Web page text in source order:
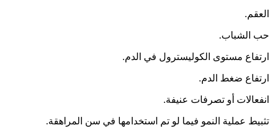
العقم.
حب الشباب.
ارتفاع مستوى الكوليسترول في الدم.
ارتفاع ضغط الدم.
انفعالات أو تصرفات عنيفة.
تثبيط عملية النمو فيما لو تم استخدامها في سن المراهقة.